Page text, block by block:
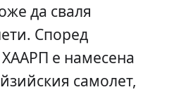
да сваля
Според
е намесена
самолет,